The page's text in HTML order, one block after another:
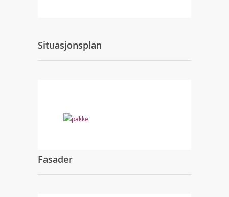
Situasjonsplan
Fasader